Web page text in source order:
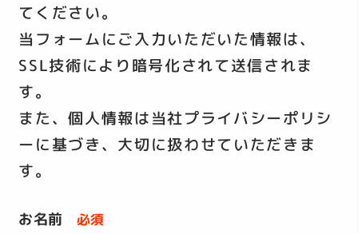
てください。
当フォームにご入力いただいた情報は、
SSL技術により暗号化されて送信されま
す。
また、個人情報は当社プライバシーポリシ
ーに基づき、大切に扱わせていただきま
す。
お名前 必須